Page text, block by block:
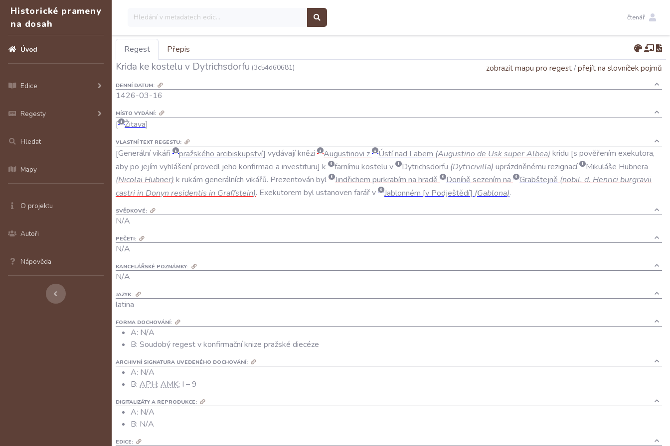
Historické prameny
na dosah
Úvod
Edice
Regesty
Hledat
Mapy
O projektu
Autoři
Nápověda
čtenář
Regest Přepis
Krida ke kostelu v Dytrichsdorfu (3c54d60681) zobrazit mapu pro regest/přejít na slovníček pojmů
DENNÍ DATUM:
1426-03-16
MÍSTO VYDÁNÍ:
Žitava
VLASTNÍ TEXT REGESTU:
Generálnívikáři pražského arcibiskupství vydávajíknězi Augustinovi z Ústínad Labem (Augustino de UsksuperAlbea) kridu s pověřením exekutora,
abypo jejím vyhlášeníprovedl jeho konfirmaci a investituru k farnímu kostelu v Dytrichsdorfu (Dytricivilla) uprázdněnému rezignací Mikuláše Hubnera
(Nicolai Hubner) k rukám generálních vikářů. Prezentován byl Jindřichem purkrabím na hradě Doníně sezením na Grabštejně (nobil. d. Henriciburgravii
castriin Donyn residentis in Graffstein). Exekutorem bylustanoven farářv Jablonném v Podještědí (Gablona).
SVĚDKOVÉ:
N/A
PEČETI:
N/A
KANCELÁŘSKÉ POZNÁMKY:
N/A
JAZYK:
latina
FORMA DOCHOVÁNÍ:
A: N/A
B: Soudobý regest v konfirmační knize pražské diecéze
ARCHIVNÍ SIGNATURA UVEDENÉHO DOCHOVÁNÍ:
A: N/A
B: APH; AMK; I – 9
DIGITALIZÁTY A REPRODUKCE:
A: N/A
B: N/A
EDICE: